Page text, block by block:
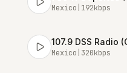
Mexico 192kbps
Mexico 320kbps